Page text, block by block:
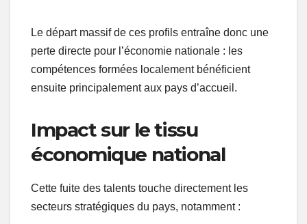
Le départ massif de ces profils entraîne donc une
perte directe pour l’économie nationale : les
compétences formées localement bénéficient
ensuite principalement aux pays d’accueil.
Impact sur le tissu
économique national
Cette fuite des talents touche directement les
secteurs stratégiques du pays, notamment :